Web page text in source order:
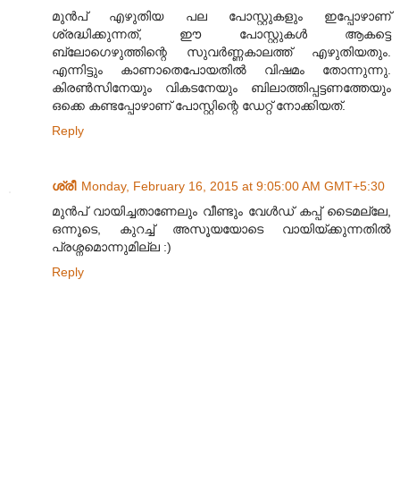
മുൻപ് എഴുതിയ പല പോസ്റ്റുകളും ഇപ്പോഴാണ്
ശ്രദ്ധിക്കുന്നത്, ഈ പോസ്റ്റുകൾ ആകട്ടെ
ബ്ലോഗെഴുത്തിന്റെ സുവർണ്ണകാലത്ത് എഴുതിയതും.
എന്നിട്ടും കാണാതെപോയതിൽ വിഷമം തോന്നുന്നു.
കിരൺസിനേയും വികടനേയും ബിലാത്തിപ്പട്ടണത്തേയും
ഒക്കെ കണ്ടപ്പോഴാണ് പോസ്റ്റിന്റെ ഡേറ്റ് നോക്കിയത്.
Reply
ശ്രീ Monday, February 16, 2015 at 9:05:00 AM GMT+5:30
മുന്‍പ് വായിച്ചതാണേലും വീണ്ടും വേള്‍ഡ് കപ്പ് ടൈമല്ലേ,
ഒന്നൂടെ, കുറച്ച് അസൂയയോടെ വായിയ്ക്കുന്നതില്‍
പ്രശ്നമൊന്നുമില്ല :)
Reply